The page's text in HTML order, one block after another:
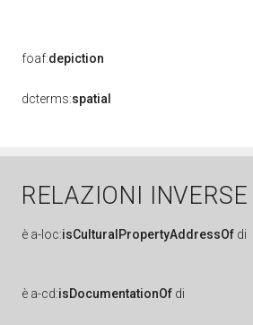
foaf:depiction
dcterms:spatial
RELAZIONI INVERSE
è a-loc:isCulturalPropertyAddressOf di
è a-cd:isDocumentationOf di